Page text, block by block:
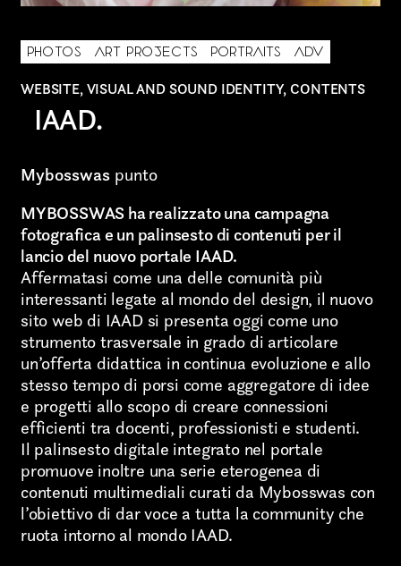
WEBSITE, VISUAL AND SOUND IDENTITY, CONTENTS
IAAD.
Mybosswas punto
PHOTOS ART PROJECTS PORTRAITS ADV
MYBOSSWAS ha realizzato una campagna
fotografica e un palinsesto di contenuti per il
lancio del nuovo portale IAAD.
Affermatasi come una delle comunità più
interessanti legate al mondo del design, il nuovo
sito web di IAAD si presenta oggi come uno
strumento trasversale in grado di articolare
un’offerta didattica in continua evoluzione e allo
stesso tempo di porsi come aggregatore di idee
e progetti allo scopo di creare connessioni
efficienti tra docenti, professionisti e studenti.
Il palinsesto digitale integrato nel portale
promuove inoltre una serie eterogenea di
contenuti multimediali curati da Mybosswas con
l’obiettivo di dar voce a tutta la community che
ruota intorno al mondo IAAD.
AREA OF INTEREST*
Graphic Design
Art projects
Video post production
Sound
Video production
Music
Still photography
Interaction design
Video photography
Installations